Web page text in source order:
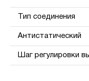
Тип соединения
Антистатический
Шаг регулировки